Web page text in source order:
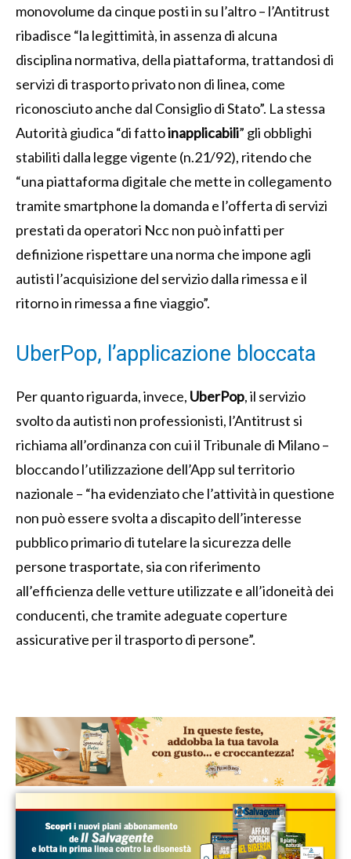
monovolume da cinque posti in su l’altro – l’Antitrust
ribadisce “la legittimità, in assenza di alcuna
disciplina normativa, della piattaforma, trattandosi di
servizi di trasporto privato non di linea, come
riconosciuto anche dal Consiglio di Stato”. La stessa
Autorità giudica “di fattoinapplicabili” gli obblighi
stabiliti dalla legge vigente (n.21/92), ritendo che
“una piattaforma digitale che mette in collegamento
tramite smartphone la domanda e l’offerta di servizi
prestati da operatori Ncc non può infatti per
definizione rispettare una norma che impone agli
autisti l’acquisizione del servizio dalla rimessa e il
ritorno in rimessa a fine viaggio”.
UberPop, l’applicazione bloccata
Per quanto riguarda, invece, UberPop, il servizio
svolto da autisti non professionisti, l’Antitrust si
richiama all’ordinanza con cui il Tribunale di Milano –
bloccando l’utilizzazione dell’App sul territorio
nazionale – “ha evidenziato che l’attività in questione
non può essere svolta a discapito dell’interesse
pubblico primario di tutelare la sicurezza delle
persone trasportate, sia con riferimento
all’efficienza delle vetture utilizzate e all’idoneità dei
conducenti, che tramite adeguate coperture
assicurative per il trasporto di persone”.